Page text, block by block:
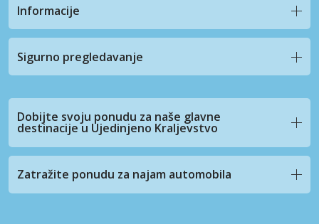
Informacije
Sigurno pregledavanje
Dobijte svoju ponudu za naše glavne
destinacije u Ujedinjeno Kraljevstvo
Zatražite ponudu za najam automobila